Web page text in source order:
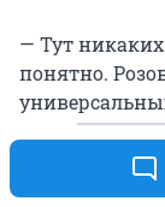
— Тут
понятно.
еще говорят:
выбирай
факту